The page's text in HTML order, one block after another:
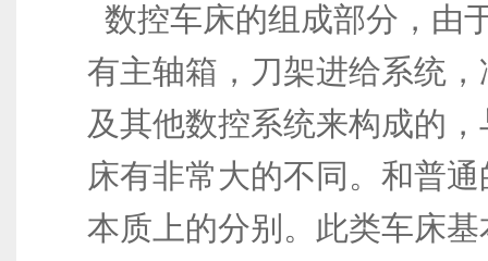
数控车床的组成部分，由
有主轴箱，刀架进给系统
及其他数控系统来构成的
床有非常大的不同。和普
本质上的分别。此类车床